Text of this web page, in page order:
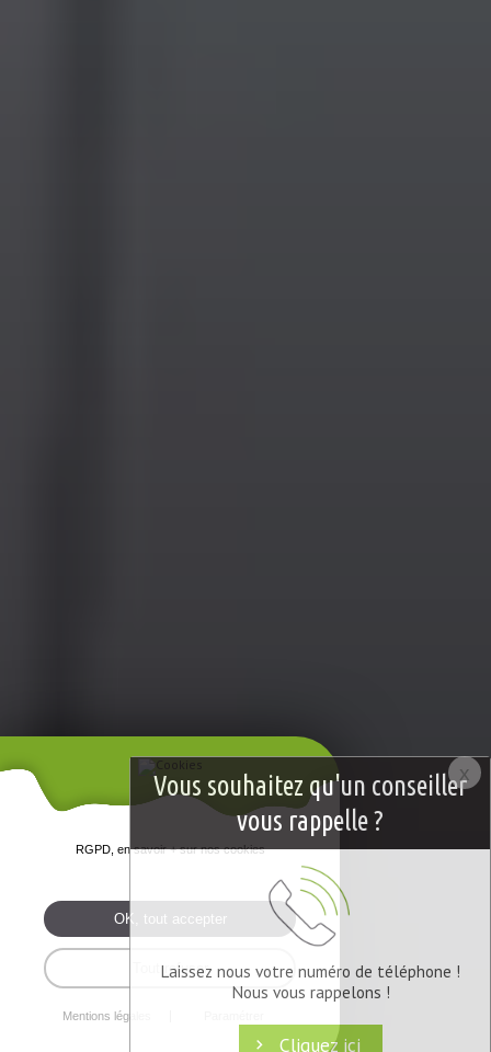
Vous souhaitez qu'un conseiller
vous rappelle ?
x
Laissez nous votre numéro de téléphone !
Nous vous rappelons !
Cliquez ici
RGPD, en savoir + sur nos cookies
OK, tout accepter
Tout refuser
Mentions légales